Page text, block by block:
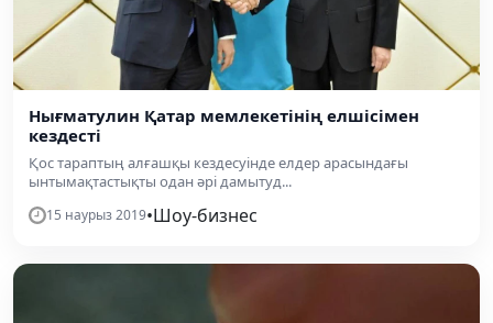
Нығматулин Қатар мемлекетінің елшісімен
кездесті
Қос тараптың алғашқы кездесуінде елдер арасындағы
ынтымақтастықты одан әрі дамытуд...
15 наурыз 2019•Шоу-бизнес